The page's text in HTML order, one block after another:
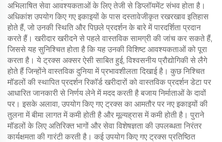
अभिलाषित सेवा आवश्यकताओं के लिए तेजी से डिप्लॉयमेंट संभव होता है।
अधिकांश उपयोग किए गए इकाइयों के पास दस्तावेजीकृत रखरखाव इतिहास
होते हैं, जो उनकी स्थिति और पिछले प्रदर्शन के बारे में पारदर्शिता प्रदान
करते हैं। खरीदार खरीदने से पहले वास्तविक सामग्री की जांच कर सकते हैं,
जिससे यह सुनिश्चित होता है कि यह उनकी विशिष्ट आवश्यकताओं को पूरा
करता है। ये ट्रक्स अक्सर ऐसी साबित हुई, विश्वसनीय प्रौद्योगिकी से लैगे
होते हैं जिन्होंने वास्तविक दुनिया में प्रभावशीलता दिखाई है। कुछ निश्चित
मॉडलों की स्थापित प्रदर्शन रिकॉर्ड खरीदारों को वास्तविक प्रदर्शन डेटा पर
आधारित जानकारी से निर्णय लेने में मदद करती है बजाय निर्माताओं के दावों
पर। इसके अलावा, उपयोग किए गए ट्रक्स का आमतौर पर नए इकाइयों की
तुलना में बीमा लागत में कमी होती है और मूल्यह्रास में कमी होती है। पुराने
मॉडलों के लिए अतिरिक्त भागों और सेवा विशेषज्ञता की उपलब्धता निरंतर
कार्यक्षमता की गारंटी करती है। कई उपयोग किए गए ट्रक्स प्रतिष्ठित